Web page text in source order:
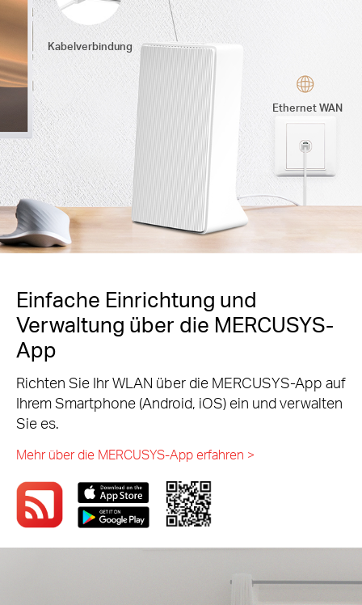
Kabelverbindung
Ethernet WAN
Einfache Einrichtung und
Verwaltung über die MERCUSYS-
App
Richten Sie Ihr WLAN über die MERCUSYS-App auf
Ihrem Smartphone (Android, iOS) ein und verwalten
Sie es.
Mehr über die MERCUSYS-App erfahren >